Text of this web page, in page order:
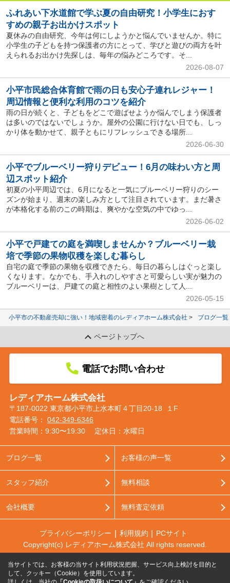
ふれあい下水道館で学ぶ夏の自由研究！小学生におす
すめの親子お出かけスポット
夏休みの自由研究、今年は何にしようかと悩んでいませんか。特に
小学生の子どもを持つ保護者の方にとって、学びと遊びの両方を叶
えられるお出かけ先探しは、毎年の悩みどころです。そ...
2026-08-07
小平市民総合体育館で雨の日も安心子連れレジャー！
周辺情報と便利な利用のコツを紹介
雨の日が続くと、子どもをどこで遊ばせようか悩んでしまう保護者
は多いのではないでしょうか。屋外の公園に行けない日でも、しっ
かり体を動かせて、親子ともにリフレッシュできる場所...
2026-06-30
小平でブルーベリー狩りデビュー！6月の味わい方と周
辺スポット紹介
初夏の小平周辺では、6月になると一気にブルーベリー狩りのシー
ズンが始まり、週末の楽しみ方として注目されています。まだ暑さ
が本格化する前のこの時期は、爽やかな空気の中でゆっ...
2026-06-02
小平で戸建ての庭を満喫しませんか？ブルーベリー栽
培で季節の果物収穫を楽しむ暮らし
自宅の庭で季節の果物を収穫できたら、毎日の暮らしはぐっと楽し
くなります。なかでも、手入れのしやすさと可愛らしい実が魅力の
ブルーベリーは、戸建ての庭と相性のよい果樹として人...
2026-05-15
小平市の不動産売却に強い！地域密着のレディアホーム株式会社 ブログ一覧
ページトップへ
電話でお問い合わせ
レディアホーム株式会社
〒187-0022 東京都小平市上水本町４丁目20-18 １F
電話番号： 042-349-6346
営業時間：9:30〜19:30
定休日：水曜日
ブログ一覧
スタッフ紹介
会社概要
お客様の声一覧
無料相談
無料査定依頼
プライバシーポリシー 利用規約
PCサイト
Copyright(c) レディアホーム株式会社 All rights reserved.
当サイトでは、お客様の当サイト利用状況把握、サービス向上検討を目的と
して、クッキー（Cookie）を使用しています。